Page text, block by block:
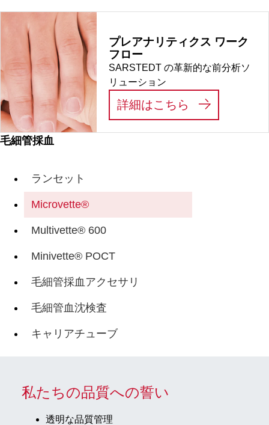
毛細管採血
ランセット
Microvette®
Multivette® 600
Minivette® POCT
毛細管採血アクセサリ
毛細管血沈検査
キャリアチューブ
プレアナリティクス ワーク
フロー
SARSTEDT の革新的な前分析ソ
リューション
詳細はこちら プレアナリ
私たちの品質への誓い
透明な品質管理